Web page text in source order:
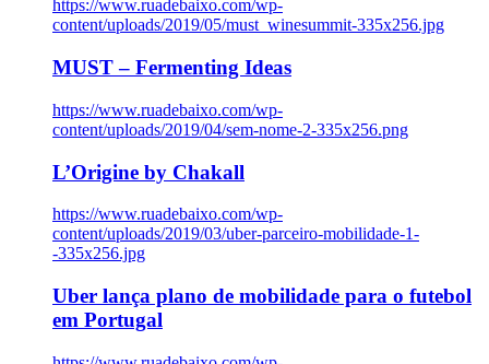
https://www.ruadebaixo.com/wp-
content/uploads/2019/05/must_winesummit-335x256.jpg
MUST – Fermenting Ideas
https://www.ruadebaixo.com/wp-
content/uploads/2019/04/sem-nome-2-335x256.png
L’Origine by Chakall
https://www.ruadebaixo.com/wp-
content/uploads/2019/03/uber-parceiro-mobilidade-1-
-335x256.jpg
Uber lança plano de mobilidade para o futebol
em Portugal